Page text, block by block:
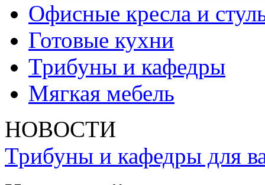
Офисные кресла и
Готовые кухни
Трибуны и кафедры
Мягкая мебель
НОВОСТИ
Трибуны и кафедры для